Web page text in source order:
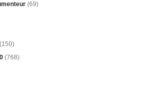
(69)
(150)
(768)